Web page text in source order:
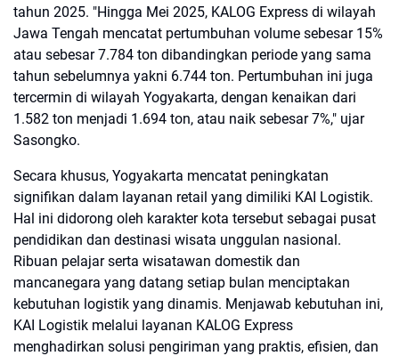
tahun 2025. "Hingga Mei 2025, KALOG Express di wilayah
Jawa Tengah mencatat pertumbuhan volume sebesar 15%
atau sebesar 7.784 ton dibandingkan periode yang sama
tahun sebelumnya yakni 6.744 ton. Pertumbuhan ini juga
tercermin di wilayah Yogyakarta, dengan kenaikan dari
1.582 ton menjadi 1.694 ton, atau naik sebesar 7%," ujar
Sasongko.
Secara khusus, Yogyakarta mencatat peningkatan
signifikan dalam layanan retail yang dimiliki KAI Logistik.
Hal ini didorong oleh karakter kota tersebut sebagai pusat
pendidikan dan destinasi wisata unggulan nasional.
Ribuan pelajar serta wisatawan domestik dan
mancanegara yang datang setiap bulan menciptakan
kebutuhan logistik yang dinamis. Menjawab kebutuhan ini,
KAI Logistik melalui layanan KALOG Express
menghadirkan solusi pengiriman yang praktis, efisien, dan